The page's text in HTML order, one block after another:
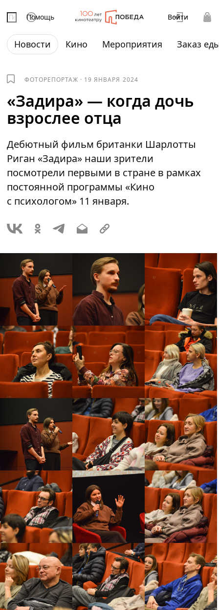
Помощь Войти
Новости Кино Мероприятия Заказ
ФОТОРЕПОРТАЖ · 19 ЯНВАРЯ 2024
«Задира» — когда дочь
взрослее отца
Дебютный фильм британки Шарлотты
Риган «Задира» наши зрители
посмотрели первыми в стране в рамках
постоянной программы «Кино
с психологом» 11 января.